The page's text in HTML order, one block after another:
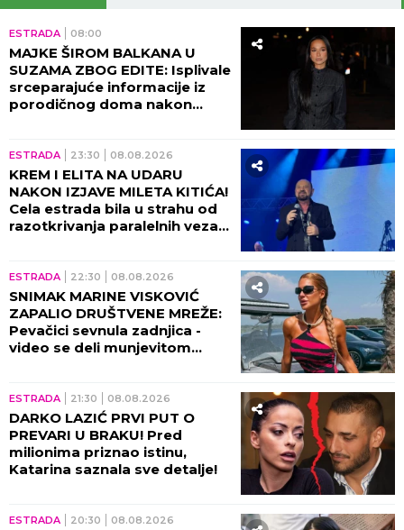
ESTRADA 08:00
MAJKE ŠIROM BALKANA U
SUZAMA ZBOG EDITE: Isplivale
srceparajuće informacije iz
porodičnog doma nakon
ESTRADA 23:30 08.08.2026
KREM I ELITA NA UDARU
NAKON IZJAVE MILETA KITIĆA!
Cela estrada bila u strahu od
razotkrivanja paralelnih veza
ESTRADA 22:30 08.08.2026
SNIMAK MARINE VISKOVIĆ
ZAPALIO DRUŠTVENE MREŽE:
Pevačici sevnula zadnjica -
video se deli munjevitom
ESTRADA 21:30 08.08.2026
DARKO LAZIĆ PRVI PUT O
PREVARI U BRAKU! Pred
milionima priznao istinu,
Katarina saznala sve detalje!
ESTRADA 20:30 08.08.2026